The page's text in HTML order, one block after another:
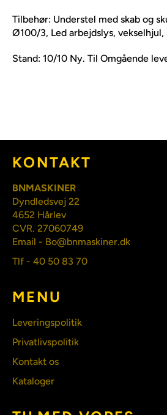
Tilbehør: Understel med skab og
Ø100/3, Led arbejdslys, vekselhjul,
Stand: 10/10 Ny. Til Omgående
KONTAKT
BNMASKINER
Dyndledsvej 22
4652 Hårlev
CVR. 27060749
Email - Bo@bnmaskiner.dk
Tlf - 40 50 83 70
MENU
Leveringspolitik
Privatlivspolitik
Kontakt os
Kataloger